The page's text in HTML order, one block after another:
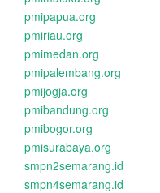
pmipapua.org
pmiriau.org
pmimedan.org
pmipalembang.org
pmijogja.org
pmibandung.org
pmibogor.org
pmisurabaya.org
smpn2semarang.id
smpn4semarang.id